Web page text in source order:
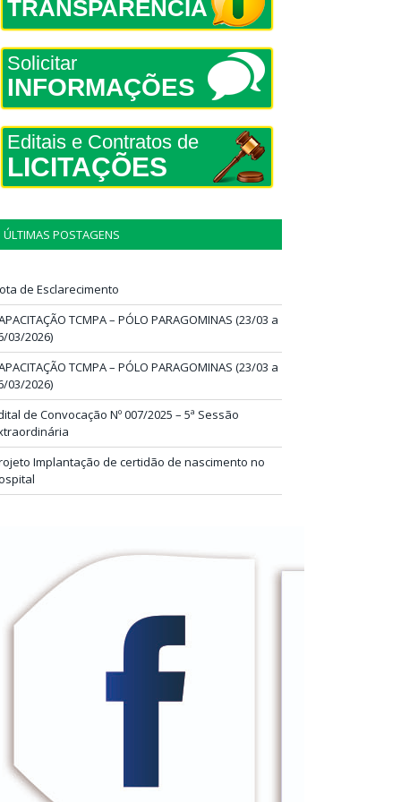
TRANSPARÊNCIA
Solicitar
INFORMAÇÕES
Editais e Contratos de
LICITAÇÕES
ÚLTIMAS POSTAGENS
de Esclarecimento
TCMPA – PÓLO PARAGOMINAS (23/03 a
03/2026)
TCMPA – PÓLO PARAGOMINAS (23/03 a
03/2026)
de Convocação Nº 007/2025 – 5ª Sessão
Implantação de certidão de nascimento no